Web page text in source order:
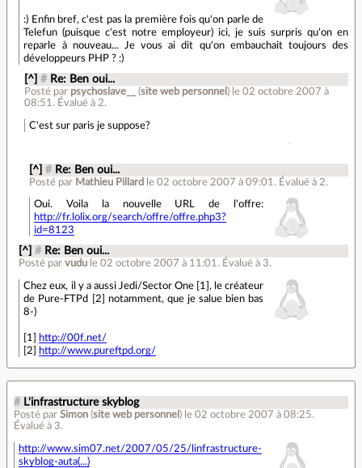
:) Enfin bref, c'est pas la première fois qu'on parle de
Telefun (puisque c'est notre employeur) ici, je suis surpris qu'on en
reparle à nouveau... Je vous ai dit qu'on embauchait toujours des
développeurs PHP ? :)
[^] # Re: Ben oui...
Posté par psychoslave__ (site web personnel ) le 02 octobre 2007 à
08:51 . Évalué à 2.
C'est sur paris je suppose?
[^] # Re: Ben oui...
Posté par Mathieu Pillard le 02 octobre 2007 à 09:01 . Évalué à 2.
Oui. Voila la nouvelle URL de l'offre:
http://fr.lolix.org/search/offre/offre.php3?
id=8123
[^] # Re: Ben oui...
Posté parvudu le 02 octobre 2007 à 11:01. Évalué à 3.
Chez eux, il y a aussi Jedi/Sector One [1], le créateur
de Pure-FTPd [2] notamment, que je salue bien bas
8-)
[1]
http://00f.net/
[2]
http://www.pureftpd.org/
# L'infrastructure skyblog
Posté par Simon (site web personnel ) le 02 octobre 2007 à 08:25.
Évalué à 3.
http://www.sim07.net/2007/05/25/linfrastructure-
skyblog-auta(...)